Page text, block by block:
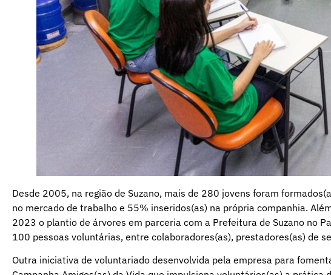
Desde 2005, na região de Suzano, mais de 280 jovens foram
no mercado de trabalho e 55% inseridos(as) na própria companhia.
2023 o plantio de árvores em parceria com a Prefeitura de Suzano no
100 pessoas voluntárias, entre colaboradores(as), prestadores(as) de
Outra iniciativa de voluntariado desenvolvida pela empresa para